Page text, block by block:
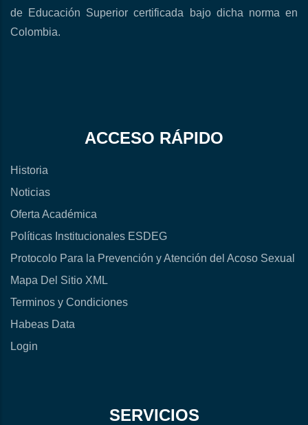
de Educación Superior certificada bajo dicha norma en
Colombia.
ACCESO RÁPIDO
Historia
Noticias
Oferta Académica
Políticas Institucionales ESDEG
Protocolo Para la Prevención y Atención del Acoso Sexual
Mapa Del Sitio XML
Terminos y Condiciones
Habeas Data
Login
SERVICIOS